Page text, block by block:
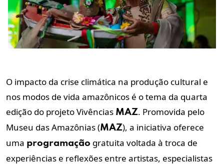
O impacto da crise climática na produção cultural e
nos modos de vida amazônicos é o tema da quarta
edição do projeto Vivências MAZ. Promovida pelo
Museu das Amazônias (MAZ), a iniciativa oferece
uma programação gratuita voltada à troca de
experiências e reflexões entre artistas, especialistas